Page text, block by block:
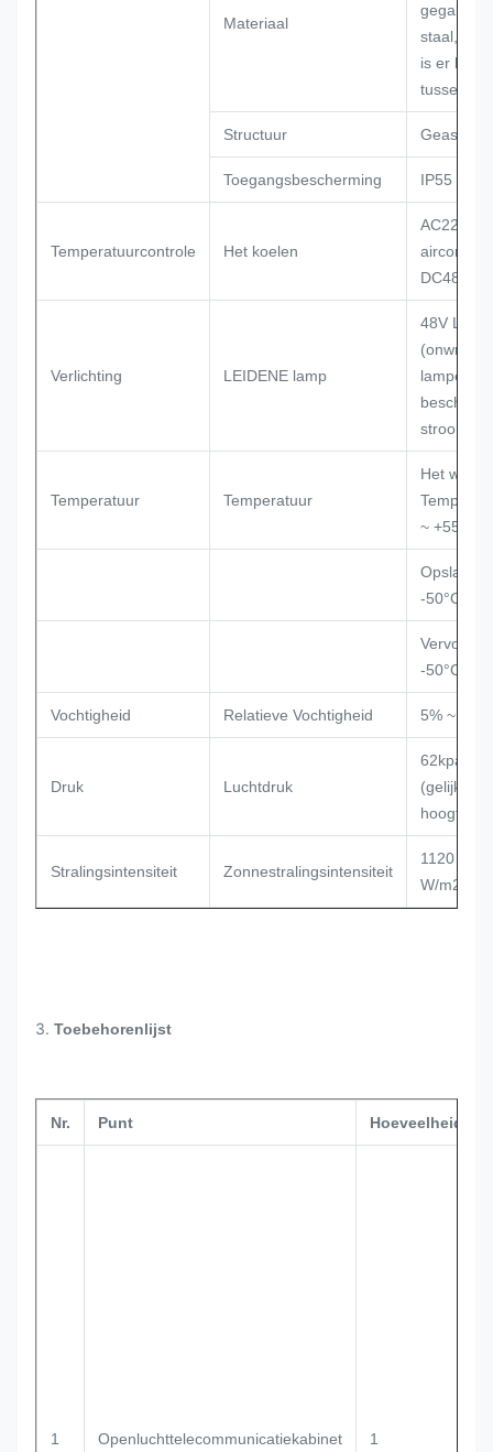
Materiaal
staal,
is er
tussen
Structuur
Toegangsbescherming IP55
Temperatuurcontrole Het koelen
AC220V
DC48V-
Verlichting LEIDENE lamp
48V
lampen,
Temperatuur Temperatuur
Het werk
~ +55°C
-50°C ~ +
-50°C ~
Vochtigheid Relatieve Vochtigheid 5% ~
Druk Luchtdruk
62kpa ~
(gelijkend
hoogte ~
Stralingsintensiteit Zonnestralingsintensiteit
1120 ×
W/m2
3. Toebehorenlijst
Nr. Punt Hoeveelheid
1 Openluchttelecommunicatiekabinet 1